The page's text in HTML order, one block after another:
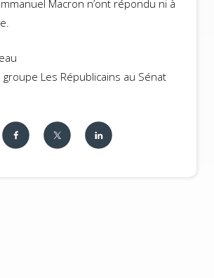
Macron n’ont répondu ni à
Les Républicains au Sénat